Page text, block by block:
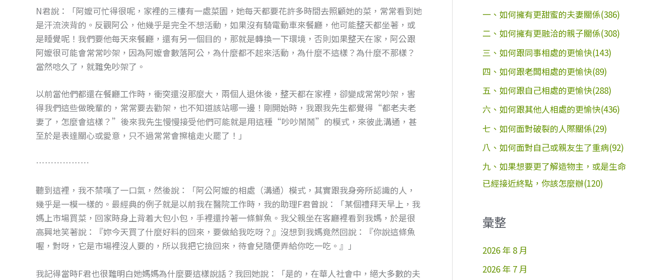
N君說：「阿嬤可忙得很呢，家裡的三樓有一處菜園，她每天都要花許多時間去照顧她的菜，常常看到她
是汗流浹背的。反觀阿公，他幾乎是完全不想活動，如果沒有騎電動車來餐廳，他可能整天都坐著，或
是睡覺呢！我們要他每天來餐廳，還有另一個目的，那就是轉換一下環境，否則如果整天在家，阿公跟
阿嬤很可能會常常吵架，因為阿嬤會數落阿公，為什麼都不起來活動，為什麼不這樣？為什麼不那樣？
當然唸久了，就難免吵架了。
以前當他們都還在餐廳工作時，衝突還沒那麼大，兩個人退休後，整天都在家裡，卻變成常常吵架，害
得我們這些做晚輩的，常常要去勸架，也不知道該站哪一邊！剛開始時，我跟我先生都覺得“都老夫老
妻了，怎麼會這樣？”後來我先生慢慢接受他們可能就是用這種“吵吵鬧鬧”的模式，來彼此溝通，甚
至於是表達關心或愛意，只不過常常會擦槍走火罷了！」
………………
聽到這裡，我不禁嘆了一口氣，然後說：「阿公阿嬤的相處（溝通）模式，其實跟我身旁所認識的人，
幾乎是一模一樣的。最經典的例子就是以前我在醫院工作時，我的助理F君曾說：「某個禮拜天早上，我
媽上市場買菜，回家時身上背着大包小包，手裡還拎著一條鮮魚。我父親坐在客廳裡看到我媽，於是很
高興地笑著說：『妳今天買了什麼好料的回來，要做給我吃呀？』沒想到我媽竟然回說：『你說這條魚
喔，對呀，它是市場裡沒人要的，所以我把它撿回來，待會兒隨便弄給你吃一吃。』」
我記得當時F君也很難明白她媽媽為什麼要這樣說話？我回她說：「是的，在華人社會中，絕大多數的夫
一、如何擁有更甜蜜的夫妻關係(386)
二、如何擁有更融洽的親子關係(308)
三、如何跟同事相處的更愉快(143)
四、如何跟老闆相處的更愉快(89)
五、如何跟自己相處的更愉快(288)
六、如何跟其他人相處的更愉快(436)
七、如何面對破裂的人際關係(29)
八、如何面對自己或親友生了重病(92)
九、如果想要更了解造物主，或是生命
已經接近終點，你該怎麼辦(120)
彙整
2026 年 8 月
2026 年 7 月